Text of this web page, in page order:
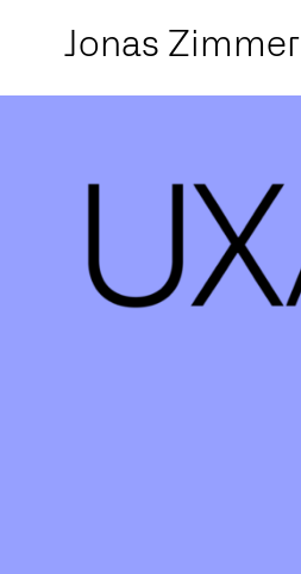
Jonas Zimmer